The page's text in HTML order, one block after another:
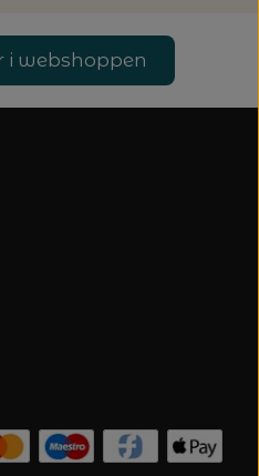
i webshoppen